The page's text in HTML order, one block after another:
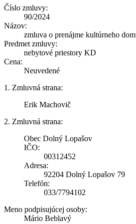
Číslo zmluvy:
90/2024
Názov:
zmluva o prenájme kultúrneho
Predmet zmluvy:
nebytové priestory KD
Cena:
Neuvedené
1. Zmluvná strana:
Erik Machovič
2. Zmluvná strana:
Obec Dolný Lopašov
IČO:
00312452
Adresa:
92204 Dolný Lopašov 79
Telefón:
033/7794102
Meno podpisujúcej osoby:
Mário Beblavý